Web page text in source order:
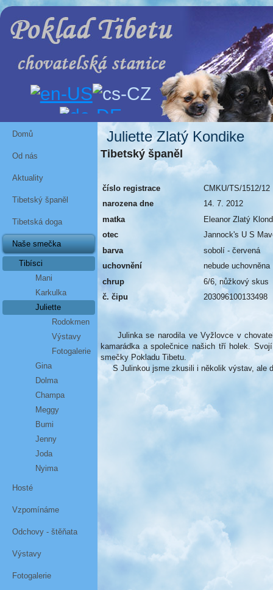
Domů
Od nás
Aktuality
Tibetský španěl
Tibetská doga
Naše smečka
Tibísci
Mani
Karkulka
Juliette
Rodokmen
Výstavy
Fotogalerie
Gina
Dolma
Champa
Meggy
Bumi
Jenny
Joda
Nyima
Hosté
Vzpomínáme
Odchovy - štěňata
Výstavy
Fotogalerie
Juliette Zlatý Kondike
Tibetský španěl
číslo registrace
CMKU/TS/1512/12
narozena dne
14. 7. 2012
matka
Eleanor Zlatý
otec
Jannock's U S
barva
sobolí - červená
uchovnění
nebude uchovněna
chrup
6/6, nůžkový skus
č. čipu
203096100133498
Julinka se narodila ve Vyžlovce v
kamarádka a společnice našich tří holek.
smečky Pokladu Tibetu.
S Julinkou jsme zkusili i několik výstav, ale